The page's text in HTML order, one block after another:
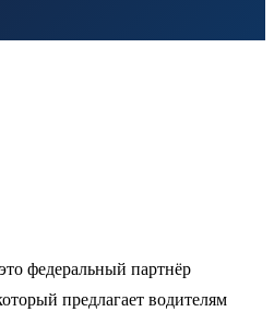
федеральный партнёр
предлагает водителям